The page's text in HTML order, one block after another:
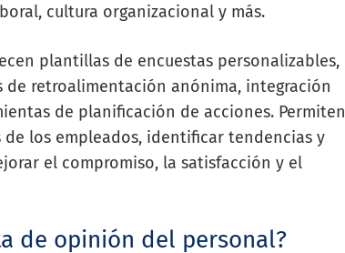
cultura organizacional y más.
plantillas de encuestas personalizables,
retroalimentación anónima, integración
de planificación de acciones. Permiten
los empleados, identificar tendencias y
el compromiso, la satisfacción y el
de opinión del personal?